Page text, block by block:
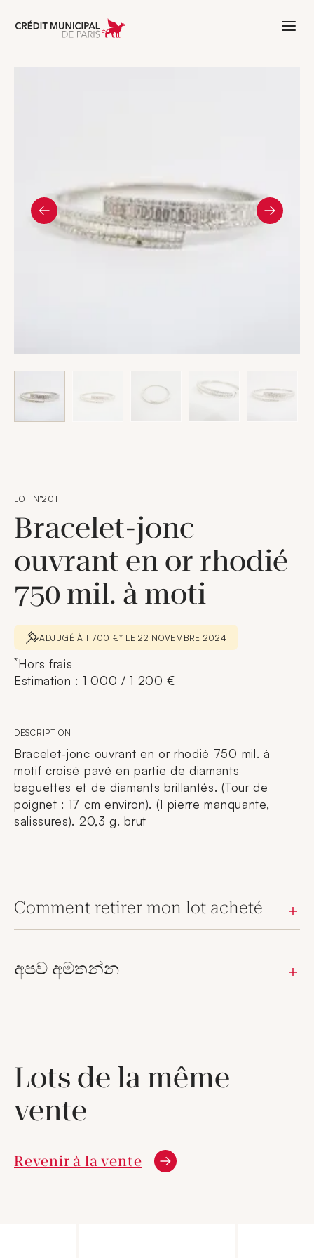
Aller à l'accueil de Crédit Municipal
LOT N°201
Bracelet-jonc
ouvrant en or rhodié
750 mil. à moti
ADJUGÉ À 1 700 €* LE 22 NOVEMBRE 2024
*Hors frais
Estimation : 1 000 / 1 200 €
DESCRIPTION
Bracelet-jonc ouvrant en or rhodié 750 mil. à
motif croisé pavé en partie de diamants
baguettes et de diamants brillantés. (Tour de
poignet : 17 cm environ). (1 pierre manquante,
salissures). 20,3 g. brut
Comment retirer mon lot acheté
අපව අමතන්න
Lots de la même
vente
Revenir à la vente